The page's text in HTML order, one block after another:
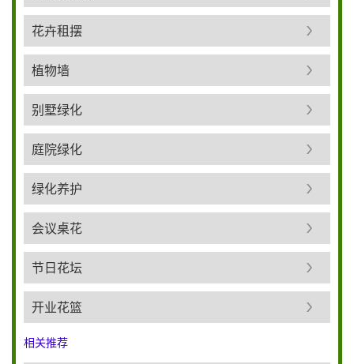
花卉租摆
植物墙
别墅绿化
庭院绿化
绿化养护
会议桌花
节日花坛
开业花篮
相关推荐